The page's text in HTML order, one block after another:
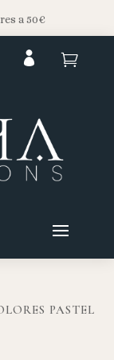
a 50€


PASTEL